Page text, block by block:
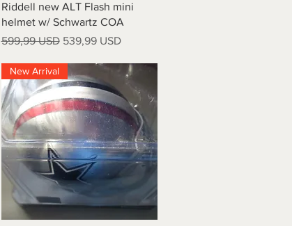
Riddell new ALT Flash mini
helmet w/ Schwartz COA
Prezzo regolare
599,99 USD Prezzo scontato
539,99 USD
New Arrival